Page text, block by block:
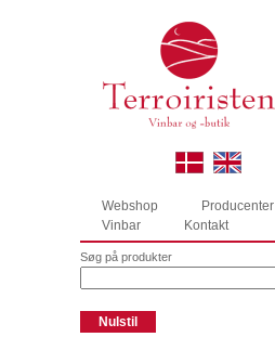
Webshop Producenter
Vinbar
Kontakt
Søg på produkter